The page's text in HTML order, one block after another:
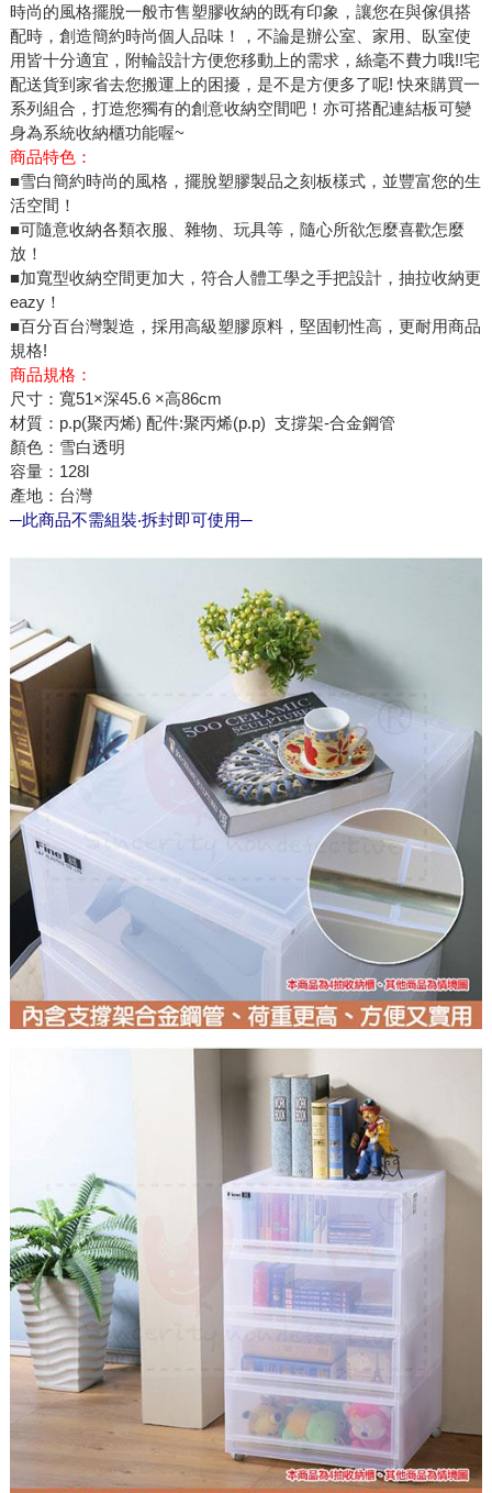
時尚的風格擺脫一般市售塑膠收納的既有印象，讓您在與傢俱搭
配時，創造簡約時尚個人品味！，不論是辦公室、家用、臥室使
用皆十分適宜，附輪設計方便您移動上的需求，絲毫不費力哦!!宅
配送貨到家省去您搬運上的困擾，是不是方便多了呢! 快來購買一
系列組合，打造您獨有的創意收納空間吧！亦可搭配連結板可變
身為系統收納櫃功能喔~
商品特色：
■雪白簡約時尚的風格，擺脫塑膠製品之刻板樣式，並豐富您的生
活空間！
■可隨意收納各類衣服、雜物、玩具等，隨心所欲怎麼喜歡怎麼
放！
■加寬型收納空間更加大，符合人體工學之手把設計，抽拉收納更
eazy！
■百分百台灣製造，採用高級塑膠原料，堅固軔性高，更耐用商品
規格!
商品規格：
尺寸：寬51×深45.6 ×高86cm
材質：p.p(聚丙烯) 配件:聚丙烯(p.p) 支撐架-合金鋼管
顏色：雪白透明
容量：128l
產地：台灣
─此商品不需組裝‧拆封即可使用─